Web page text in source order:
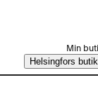
Min
Helsingfors butik